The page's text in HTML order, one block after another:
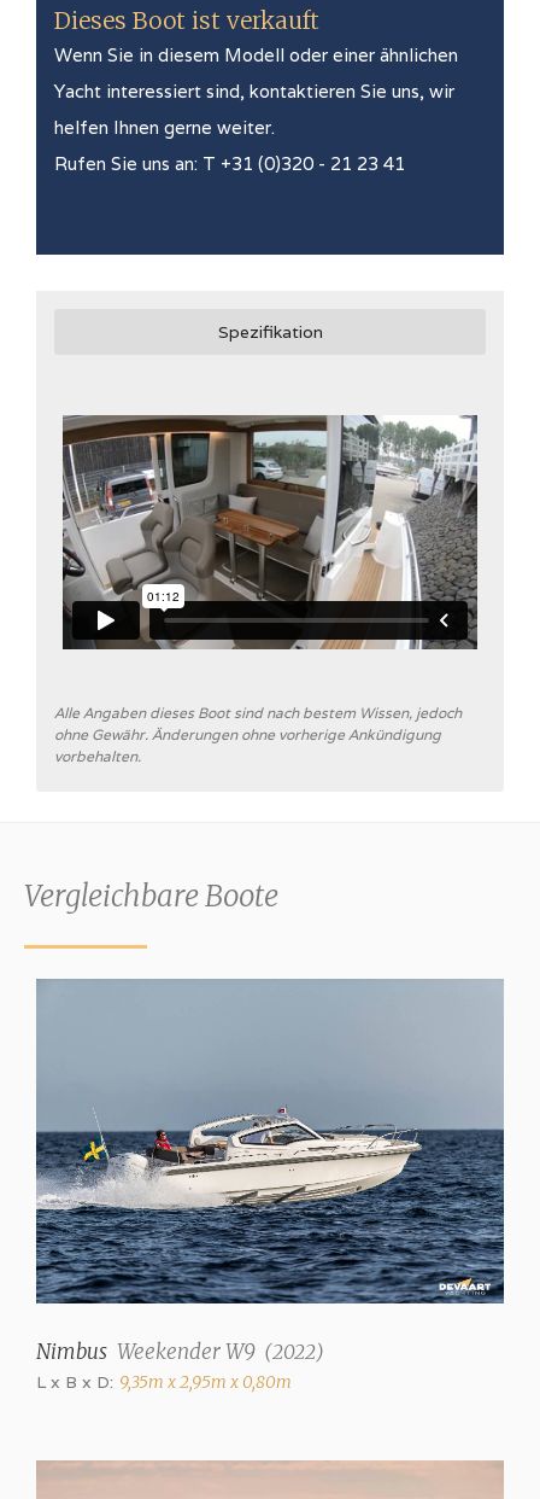
Dieses Boot ist verkauft
Wenn Sie in diesem Modell oder einer ähnlichen
Yacht interessiert sind, kontaktieren Sie uns, wir
helfen Ihnen gerne weiter.
Rufen Sie uns an: T +31 (0)320 - 21 23 41
Spezifikation
Alle Angaben dieses Boot sind nach bestem Wissen, jedoch
ohne Gewähr. Änderungen ohne vorherige Ankündigung
vorbehalten.
Vergleichbare Boote
Nimbus Weekender W9 (2022)
L x B x D: 9,35m x 2,95m x 0,80m